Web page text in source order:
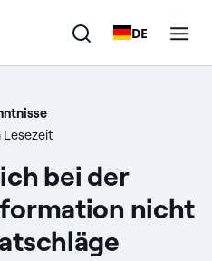
DE
Lesezeit
bei der
nicht